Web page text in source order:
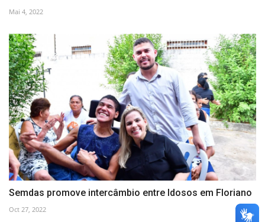
Mai 4, 2022
Semdas promove intercâmbio entre Idosos em Floriano
Oct 27, 2022